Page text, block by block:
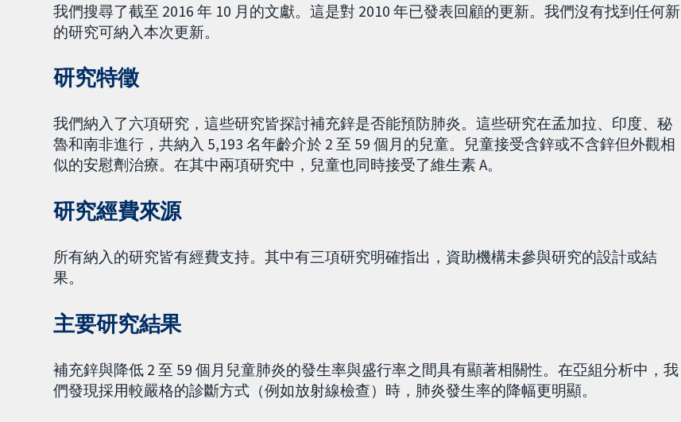
我們搜尋了截至 2016 年 10 月的文獻。這是對 2010 年已發表回顧的更新。我們沒有找到任何新
的研究可納入本次更新。
研究特徵
我們納入了六項研究，這些研究皆探討補充鋅是否能預防肺炎。這些研究在孟加拉、印度、秘
魯和南非進行，共納入 5,193 名年齡介於 2 至 59 個月的兒童。兒童接受含鋅或不含鋅但外觀相
似的安慰劑治療。在其中兩項研究中，兒童也同時接受了維生素 A。
研究經費來源
所有納入的研究皆有經費支持。其中有三項研究明確指出，資助機構未參與研究的設計或結
果。
主要研究結果
補充鋅與降低 2 至 59 個月兒童肺炎的發生率與盛行率之間具有顯著相關性。在亞組分析中，我
們發現採用較嚴格的診斷方式（例如放射線檢查）時，肺炎發生率的降幅更明顯。